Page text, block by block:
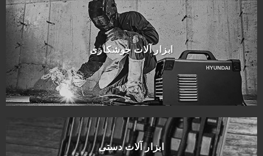
ابزار آلات جوشکاری
ابزار آلات دستی